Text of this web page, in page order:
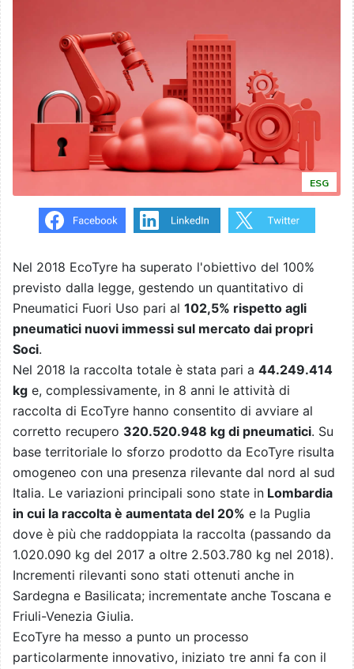
ESG
Nel 2018 EcoTyre ha superato l'obiettivo del 100%
previsto dalla legge, gestendo un quantitativo di
Pneumatici Fuori Uso pari al 102,5% rispetto agli
pneumatici nuovi immessi sul mercato dai propri
Soci.
Nel 2018 la raccolta totale è stata pari a 44.249.414
kg e, complessivamente, in 8 anni le attività di
raccolta di EcoTyre hanno consentito di avviare al
corretto recupero 320.520.948 kg di pneumatici. Su
base territoriale lo sforzo prodotto da EcoTyre risulta
omogeneo con una presenza rilevante dal nord al sud
Italia. Le variazioni principali sono state in Lombardia
in cui la raccolta è aumentata del 20% e la Puglia
dove è più che raddoppiata la raccolta (passando da
1.020.090 kg del 2017 a oltre 2.503.780 kg nel 2018).
Incrementi rilevanti sono stati ottenuti anche in
Sardegna e Basilicata; incrementate anche Toscana e
Friuli-Venezia Giulia.
EcoTyre ha messo a punto un processo
particolarmente innovativo, iniziato tre anni fa con il